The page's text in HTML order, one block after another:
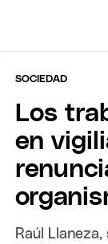
SOCIEDAD
Los
en
Raúl